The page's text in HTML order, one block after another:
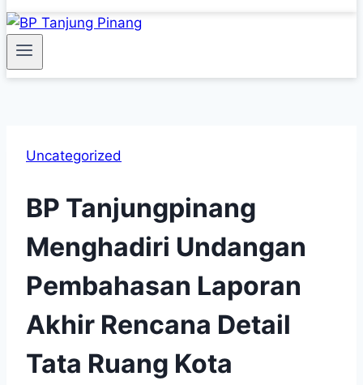
Uncategorized
BP Tanjungpinang
Menghadiri Undangan
Pembahasan Laporan
Akhir Rencana Detail
Tata Ruang Kota